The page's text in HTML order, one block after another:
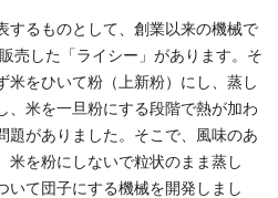
するものとして、創業以来の機械で
売した「ライシー」があります。そ
米をひいて粉（上新粉）にし、蒸し
、米を一旦粉にする段階で熱が加わ
題がありました。そこで、風味のあ
米を粉にしないで粒状のまま蒸し
いて団子にする機械を開発しまし